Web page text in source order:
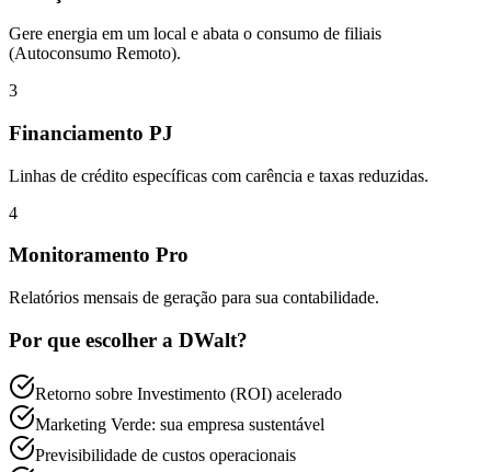
Gere energia em um local e abata o consumo de filiais
(Autoconsumo Remoto).
3
Financiamento PJ
Linhas de crédito específicas com carência e taxas reduzidas.
4
Monitoramento Pro
Relatórios mensais de geração para sua contabilidade.
Por que escolher a DWalt?
Retorno sobre Investimento (ROI) acelerado
Marketing Verde: sua empresa sustentável
Previsibilidade de custos operacionais